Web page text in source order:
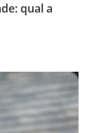
qual a